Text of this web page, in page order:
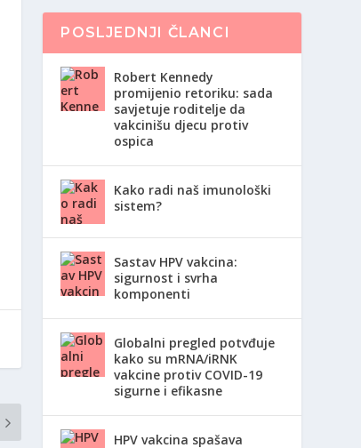
POSLJEDNJI ČLANCI
Robert Kennedy
promijenio retoriku: sada
savjetuje roditelje da
vakcinišu djecu protiv
ospica
Kako radi naš imunološki
sistem?
Sastav HPV vakcina:
sigurnost i svrha
komponenti
Globalni pregled potvđuje
kako su mRNA/iRNK
vakcine protiv COVID-19
sigurne i efikasne
HPV vakcina spašava